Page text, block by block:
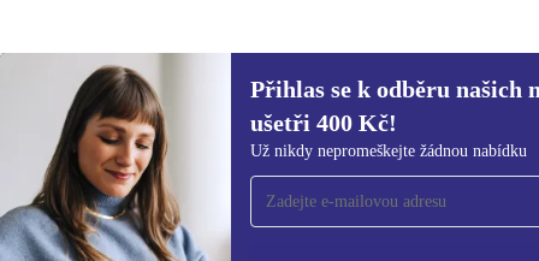
24 489 Kč
Přihlas se k odběru našich
ušetři 400 Kč!
Už nikdy nepromeškejte žádnou nabídku
Přihlas se k odběru našich novinek a
ušetři 400 Kč!
Už nikdy nepromeškej žádnou nabídku.